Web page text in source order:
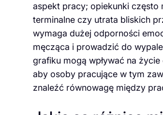
aspekt pracy; opiekunki
terminalne czy utrata bliskich
wymaga dużej odporności
męcząca i prowadzić do
grafiku mogą wpływać na
aby osoby pracujące w tym
znaleźć równowagę między